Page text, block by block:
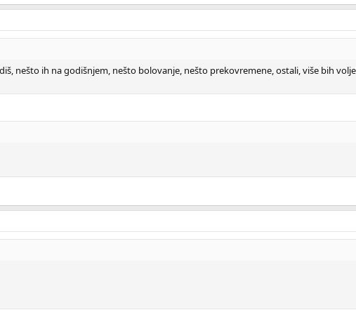
nešto ih na godišnjem, nešto bolovanje, nešto prekovremene, ostali, više bih